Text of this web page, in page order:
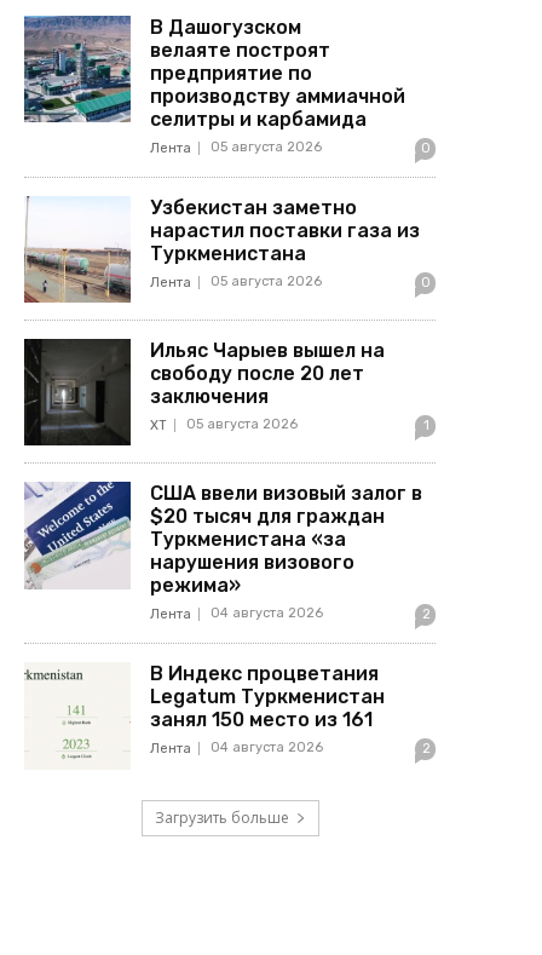
В Дашогузском
велаяте построят
предприятие по
производству аммиачной
селитры и карбамида
Лента 05 августа 2026 0
Узбекистан заметно
нарастил поставки газа из
Туркменистана
Лента 05 августа 2026 0
Ильяс Чарыев вышел на
свободу после 20 лет
заключения
ХТ 05 августа 2026 1
США ввели визовый залог в
$20 тысяч для граждан
Туркменистана «за
нарушения визового
режима»
Лента 04 августа 2026 2
В Индекс процветания
Legatum Туркменистан
занял 150 место из 161
Лента 04 августа 2026 2
Загрузить больше